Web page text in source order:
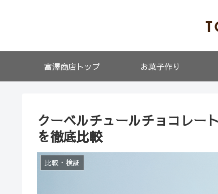
富澤商店トップ お菓子作り
クーベルチュールチョコレー
を徹底比較
比較・検証